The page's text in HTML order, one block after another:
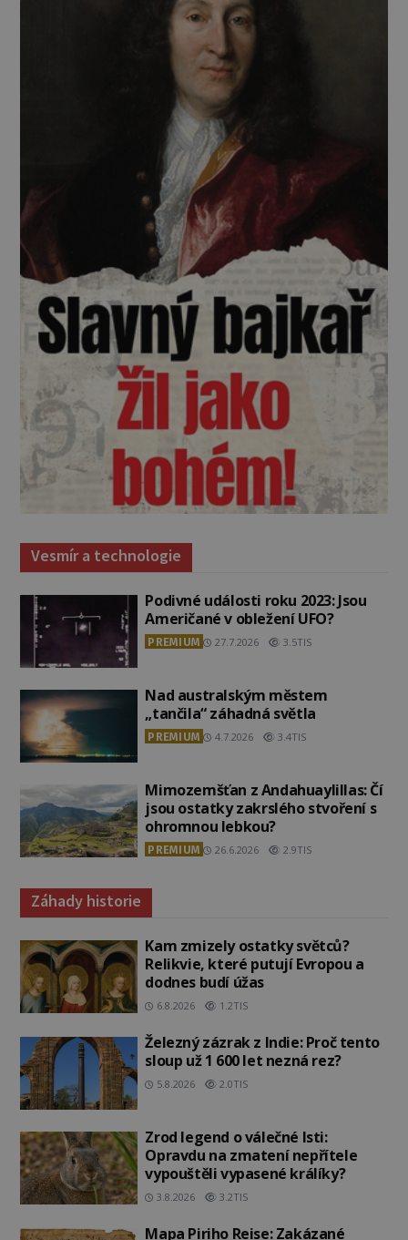
Vesmír a technologie
Podivné události roku 2023: Jsou
Američané v obležení UFO?
PREMIUM 27.7.2026 3.5TIS
Nad australským městem
„tančila“ záhadná světla
PREMIUM 4.7.2026 3.4TIS
Mimozemšťan z Andahuaylillas: Čí
jsou ostatky zakrslého stvoření s
ohromnou lebkou?
PREMIUM 26.6.2026 2.9TIS
Záhady historie
Kam zmizely ostatky světců?
Relikvie, které putují Evropou a
dodnes budí úžas
6.8.2026 1.2TIS
Železný zázrak z Indie: Proč tento
sloup už 1 600 let nezná rez?
5.8.2026 2.0TIS
Zrod legend o válečné lsti:
Opravdu na zmatení nepřítele
vypouštěli vypasené králíky?
3.8.2026 3.2TIS
Mapa Piriho Reise: Zakázané